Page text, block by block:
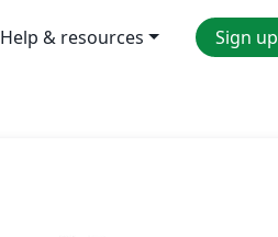
Help & resources Sign up